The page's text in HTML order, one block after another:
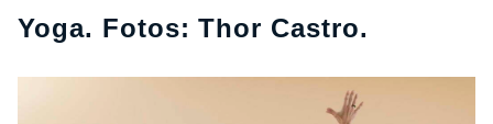
Yoga. Fotos: Thor Castro.